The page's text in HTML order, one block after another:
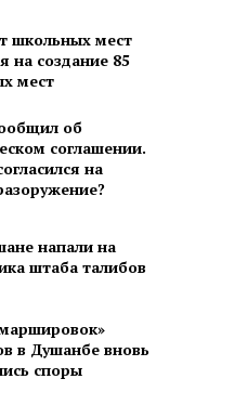
школьных мест
на создание 85
мест
об
соглашении.
на
напали на
штаба талибов
в Душанбе вновь
споры